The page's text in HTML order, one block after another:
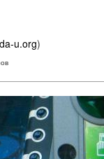
u.org)